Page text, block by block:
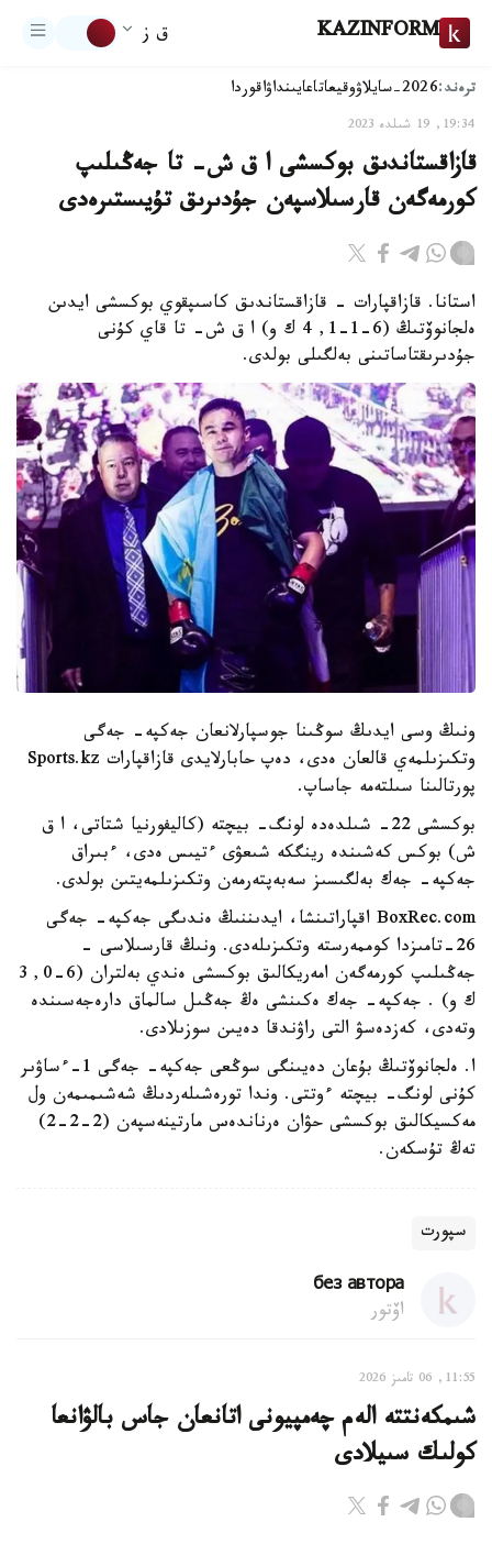
KAZINFORM ق ز
ترەند:2026-سايلاۋ وقيعاتاعايىنداۋاقوردا
19:34, 19 شىلدە 2023
قازاقستاندىق بوكسشى ا ق ش- تا جەڭىلىپ
كورمەگەن قارسىلاسپەن جۇدىرىق تۇيىستىرەدى
استانا. قازاقپارات - قازاقستاندىق كاسىپقوي بوكسشى ايدىن
ەلجانوۆتىڭ (6-1-1, 4 ك و) ا ق ش- تا قاي كۇنى
جۇدىرىقتاساتىنى بەلگىلى بولدى.
ونىڭ وسى ايدىڭ سوڭىنا جوسپارلانعان جەكپە- جەگى
وتكىزىلمەي قالعان ەدى، دەپ حابارلايدى قازاقپارات Sports.kz
پورتالىنا سىلتەمە جاساپ.
بوكسشى 22- شىلدەدە لونگ- بيچتە (كاليفورنيا شتاتى، ا ق
ش) بوكس كەشىندە رينگكە شىعۋى ءتيىس ەدى، ءبىراق
جەكپە- جەك بەلگىسىز سەبەپتەرمەن وتكىزىلمەيتىن بولدى.
BoxRec.com اقپاراتىنشا، ايدىننىڭ ەندىگى جەكپە- جەگى
26-تامىزدا كوممەرستە وتكىزىلەدى. ونىڭ قارسىلاسى -
جەڭىلىپ كورمەگەن امەريكالىق بوكسشى ەندي بەلتران (6-0, 3
ك و) . جەكپە- جەك ەكىنشى ەڭ جەڭىل سالماق دارەجەسىندە
وتەدى، كەزدەسۋ التى راۋندقا دەيىن سوزىلادى.
ا. ەلجانوۆتىڭ بۇعان دەيىنگى سوڭعى جەكپە- جەگى 1-ءساۋىر
كۇنى لونگ- بيچتە ءوتتى. وندا تورەشىلەردىڭ شەشىمىمەن ول
مەكسيكالىق بوكسشى حۋان ەرناندەس مارتينەسپەن (2-2-2)
تەڭ تۇسكەن.
سپورت
без автора
اۆتور
11:55, 06 تامىز 2026
شىمكەنتتە الەم چەمپيونى اتانعان جاس بالۋانعا
كولىك سىيلادى